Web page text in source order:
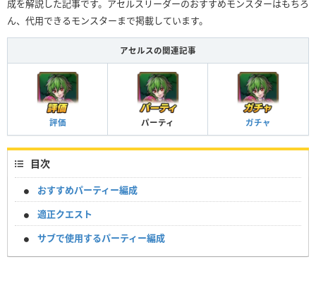
成を解説した記事です。アセルスリーダーのおすすめモンスターはもちろ
ん、代用できるモンスターまで掲載しています。
アセルスの関連記事
評価 パーティ ガチャ
目次
おすすめパーティー編成
適正クエスト
サブで使用するパーティー編成